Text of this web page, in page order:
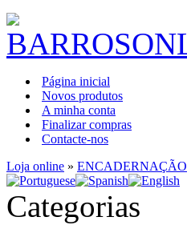
Página inicial
Novos produtos
A minha conta
Finalizar compras
Contacte-nos
Loja online » ENCADERNAÇÃO
Categorias